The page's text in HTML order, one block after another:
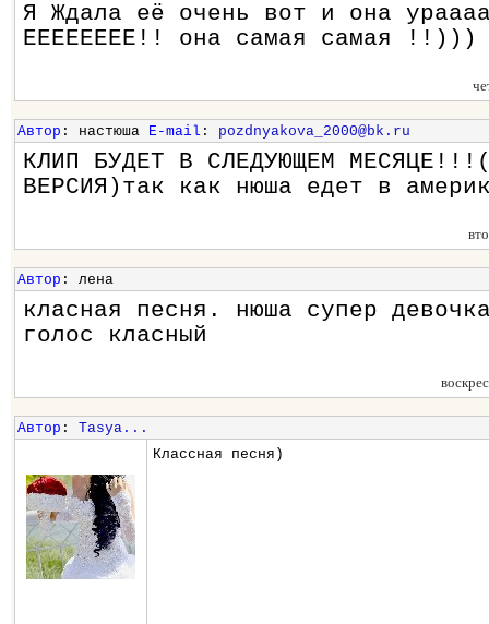
Я Ждала её очень вот и она
ЕЕЕЕЕЕЕЕ!! она самая самая !!)))
Автор : настюша E-mail : pozdnyakova_2000@bk.ru
КЛИП БУДЕТ В СЛЕДУЮЩЕМ
ВЕРСИЯ)так как нюша едет в
Автор : лена
класная песня. нюша супер
голос класный
Автор : Tasya...
Классная песня)